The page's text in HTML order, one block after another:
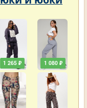
1 265 ₽ 1 080 ₽